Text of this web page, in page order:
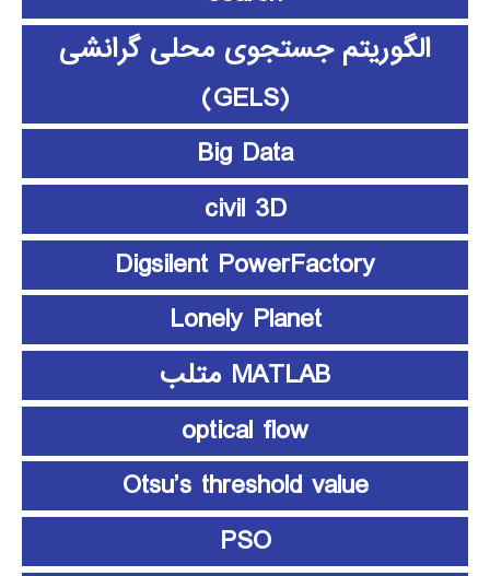
الگوریتم جستجوی محلی گرانشی
(GELS)
Big Data
civil 3D
Digsilent PowerFactory
Lonely Planet
MATLAB متلب
optical flow
Otsu’s threshold value
PSO